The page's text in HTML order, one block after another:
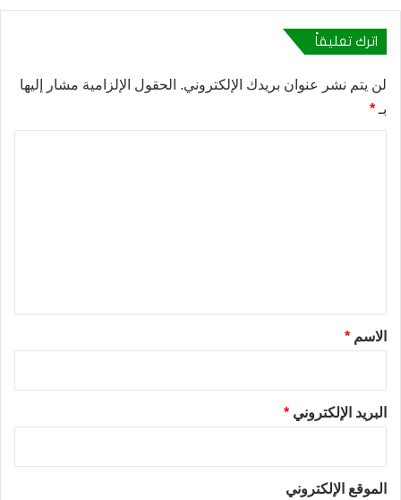
اترك تعليقاً
لن يتم نشر عنوان بريدك الإلكتروني. الحقول الإلزامية مشار إليها
بـ *
*الاسم *
البريد الإلكتروني *
الموقع الإلكتروني